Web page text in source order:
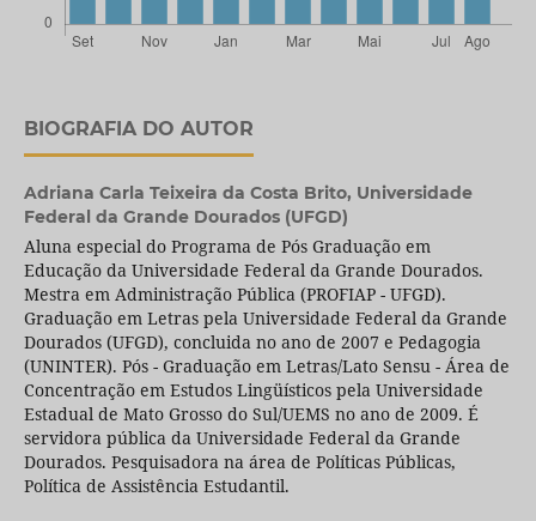
BIOGRAFIA DO AUTOR
Adriana Carla Teixeira da Costa Brito, Universidade
Federal da Grande Dourados (UFGD)
Aluna especial do Programa de Pós Graduação em
Educação da Universidade Federal da Grande Dourados.
Mestra em Administração Pública (PROFIAP - UFGD).
Graduação em Letras pela Universidade Federal da Grande
Dourados (UFGD), concluida no ano de 2007 e Pedagogia
(UNINTER). Pós - Graduação em Letras/Lato Sensu - Área de
Concentração em Estudos Lingüísticos pela Universidade
Estadual de Mato Grosso do Sul/UEMS no ano de 2009. É
servidora pública da Universidade Federal da Grande
Dourados. Pesquisadora na área de Políticas Públicas,
Política de Assistência Estudantil.